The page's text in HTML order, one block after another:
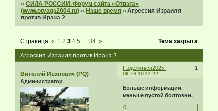
»СИЛА РОССИИ. Форум сайта «Отвага»
(www.otvaga2004.ru) » Наше время »Агрессия Израиля
против Ирана 2
Агрессия Израиля против Ирана 2
Страница:« 1 2 3 4 5 34 » Тема закрыта
Поделиться 1
2025-
06-16 10:44:22
Виталий Иванович (PQ)
Администратор
Больше информации,
меньше пустой болтовни.
0